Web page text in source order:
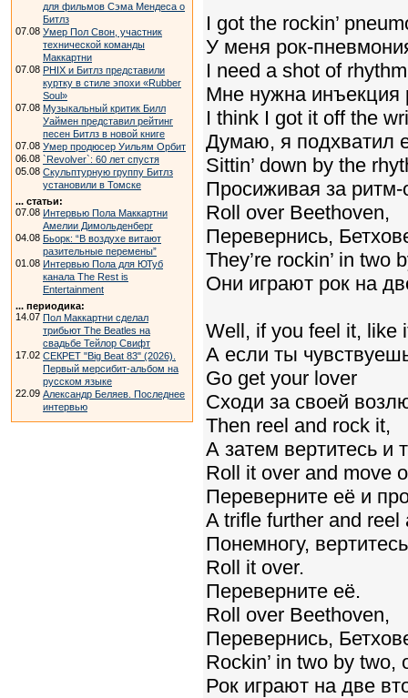
для фильмов Сэма Мендеса о
Битлз
07.08 Умер Пол Свон, участник
технической команды
Маккартни
07.08 PHIX и Битлз представили
куртку в стиле эпохи «Rubber
Soul»
07.08 Музыкальный критик Билл
Уаймен представил рейтинг
песен Битлз в новой книге
07.08 Умер продюсер Уильям Орбит
06.08 `Revolver`: 60 лет спустя
05.08 Скульптурную группу Битлз
установили в Томске
... статьи:
07.08 Интервью Пола Маккартни
Амелии Димольденберг
04.08 Бьорк: “В воздухе витают
разительные перемены”
01.08 Интервью Пола для ЮТуб
канала The Rest is
Entertainment
... периодика:
14.07 Пол Маккартни сделал
трибьют The Beatles на
свадьбе Тейлор Свифт
17.02 СЕКРЕТ "Big Beat 83" (2026).
Первый мерсибит-альбом на
русском языке
22.09 Александр Беляев. Последнее
интервью
I got the rockin’
У меня рок-
I need a shot of
Мне нужна инъекция
I think I got it off the
Думаю, я подхватил
Sittin’ down by the
Просиживая за
Roll over Beethoven,
Перевернись,
They’re rockin’ in two
Они играют рок на
Well, if you feel it, like
А если ты
Go get your lover
Сходи за своей
Then reel and rock it,
А затем вертитесь и
Roll it over and move
Переверните её и
A trifle further and reel
Понемногу,
Roll it over.
Переверните её.
Roll over Beethoven,
Перевернись,
Rockin’ in two by two,
Рок играют на две